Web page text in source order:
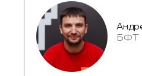
БФТ